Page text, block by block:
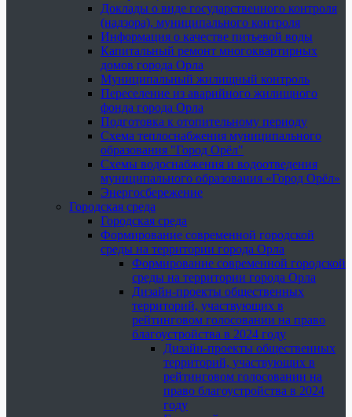
Доклады о виде государственного контроля
(надзора), муниципального контроля
Информация о качестве питьевой воды
Капитальный ремонт многоквартирных
домов города Орла
Муниципальный жилищный контроль
Переселение из аварийного жилищного
фонда города Орла
Подготовка к отопительному периоду
Схема теплоснабжения муниципального
образования "Город Орёл"
Схемы водоснабжения и водоотведения
муниципального образования «Город Орёл»
Энергосбережение
Городская среда
Городская среда
Формирование современной городской
среды на территории города Орла
Формирование современной городской
среды на территории города Орла
Дизайн-проекты общественных
территорий, участвующих в
рейтинговом голосовании на право
благоустройства в 2024 году
Дизайн-проекты общественных
территорий, участвующих в
рейтинговом голосовании на
право благоустройства в 2024
году